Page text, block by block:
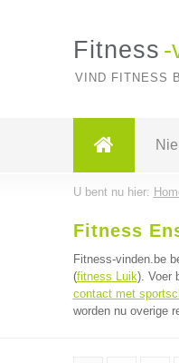
Fitness -
VIND FITNESS
U bent nu hier:
Fitness
Fitness-vinden.be
(fitness Luik). Voer
contact met
worden nu overige